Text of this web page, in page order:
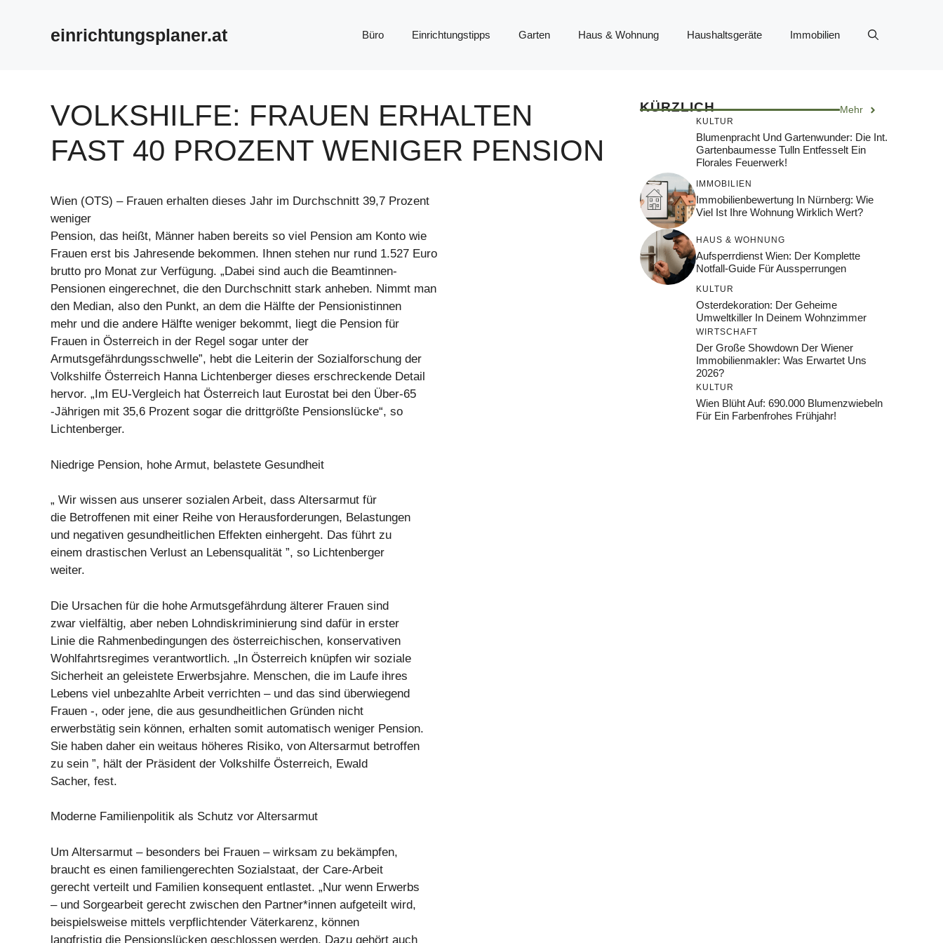
einrichtungsplaner.at Büro Einrichtungstipps Garten Haus & Wohnung Haushaltsgeräte Immobilien
VOLKSHILFE: FRAUEN ERHALTEN
FAST 40 PROZENT WENIGER PENSION
Wien (OTS) – Frauen erhalten dieses Jahr im Durchschnitt 39,7 Prozent
weniger
Pension, das heißt, Männer haben bereits so viel Pension am Konto wie
Frauen erst bis Jahresende bekommen. Ihnen stehen nur rund 1.527 Euro
brutto pro Monat zur Verfügung. „Dabei sind auch die Beamtinnen-
Pensionen eingerechnet, die den Durchschnitt stark anheben. Nimmt man
den Median, also den Punkt, an dem die Hälfte der Pensionistinnen
mehr und die andere Hälfte weniger bekommt, liegt die Pension für
Frauen in Österreich in der Regel sogar unter der
Armutsgefährdungsschwelle”, hebt die Leiterin der Sozialforschung der
Volkshilfe Österreich Hanna Lichtenberger dieses erschreckende Detail
hervor. „Im EU-Vergleich hat Österreich laut Eurostat bei den Über-65
-Jährigen mit 35,6 Prozent sogar die drittgrößte Pensionslücke“, so
Lichtenberger.
Niedrige Pension, hohe Armut, belastete Gesundheit
„ Wir wissen aus unserer sozialen Arbeit, dass Altersarmut für
die Betroffenen mit einer Reihe von Herausforderungen, Belastungen
und negativen gesundheitlichen Effekten einhergeht. Das führt zu
einem drastischen Verlust an Lebensqualität ”, so Lichtenberger
weiter.
Die Ursachen für die hohe Armutsgefährdung älterer Frauen sind
zwar vielfältig, aber neben Lohndiskriminierung sind dafür in erster
Linie die Rahmenbedingungen des österreichischen, konservativen
Wohlfahrtsregimes verantwortlich. „In Österreich knüpfen wir soziale
Sicherheit an geleistete Erwerbsjahre. Menschen, die im Laufe ihres
Lebens viel unbezahlte Arbeit verrichten – und das sind überwiegend
Frauen -, oder jene, die aus gesundheitlichen Gründen nicht
erwerbstätig sein können, erhalten somit automatisch weniger Pension.
Sie haben daher ein weitaus höheres Risiko, von Altersarmut betroffen
zu sein ”, hält der Präsident der Volkshilfe Österreich, Ewald
Sacher, fest.
Moderne Familienpolitik als Schutz vor Altersarmut
Um Altersarmut – besonders bei Frauen – wirksam zu bekämpfen,
braucht es einen familiengerechten Sozialstaat, der Care-Arbeit
gerecht verteilt und Familien konsequent entlastet. „Nur wenn Erwerbs
– und Sorgearbeit gerecht zwischen den Partner*innen aufgeteilt wird,
beispielsweise mittels verpflichtender Väterkarenz, können
langfristig die Pensionslücken geschlossen werden. Dazu gehört auch
KÜRZLICH Mehr
KULTUR
Blumenpracht Und Gartenwunder: Die Int.
Gartenbaumesse Tulln Entfesselt Ein
Florales Feuerwerk!
IMMOBILIEN
Immobilienbewertung In Nürnberg: Wie
Viel Ist Ihre Wohnung Wirklich Wert?
HAUS & WOHNUNG
Aufsperrdienst Wien: Der Komplette
Notfall-Guide Für Aussperrungen
KULTUR
Osterdekoration: Der Geheime
Umweltkiller In Deinem Wohnzimmer
WIRTSCHAFT
Der Große Showdown Der Wiener
Immobilienmakler: Was Erwartet Uns
2026?
KULTUR
Wien Blüht Auf: 690.000 Blumenzwiebeln
Für Ein Farbenfrohes Frühjahr!